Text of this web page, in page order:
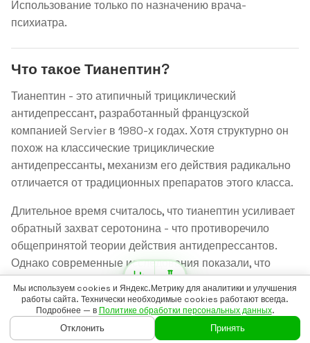
Использование только по назначению врача-
психиатра.
Что такое Тианептин?
Тианептин - это атипичный трициклический
антидепрессант, разработанный французской
компанией Servier в 1980-х годах. Хотя структурно он
похож на классические трициклические
антидепрессанты, механизм его действия радикально
отличается от традиционных препаратов этого класса.
Длительное время считалось, что тианептин усиливает
обратный захват серотонина - что противоречило
общепринятой теории действия антидепрессантов.
Однако современные исследования показали, что
основной механизм работы тианептина связан с
активацией μ-опиоидных рецепторов и модуляцией
глутаматергической нейропередачи.
Мы используем cookies и Яндекс.Метрику для аналитики и улучшения
работы сайта. Технически необходимые cookies работают всегда.
Подробнее — в Политике обработки персональных данных.
Отклонить Принять
ГЛАВНАЯ ГАЙДЫ БАДСКАН